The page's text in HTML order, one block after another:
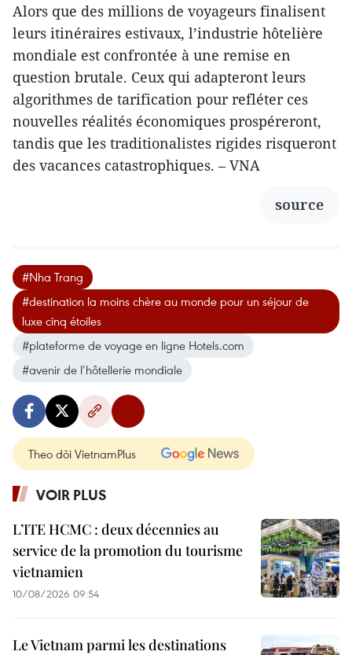
Alors que des millions de voyageurs finalisent
leurs itinéraires estivaux, l’industrie hôtelière
mondiale est confrontée à une remise en
question brutale. Ceux qui adapteront leurs
algorithmes de tarification pour refléter ces
nouvelles réalités économiques prospéreront,
tandis que les traditionalistes rigides risqueront
des vacances catastrophiques. – VNA
source
#Nha Trang
#destination la moins chère au monde pour un séjour de
luxe cinq étoiles
#plateforme de voyage en ligne Hotels.com
#avenir de l’hôtellerie mondiale
Theo dõi VietnamPlus
VOIR PLUS
L’ITE HCMC : deux décennies au
service de la promotion du tourisme
vietnamien
10/08/2026 09:54
Le Vietnam parmi les destinations